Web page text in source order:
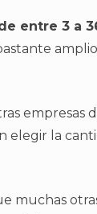
entre 3 a
empresas
elegir la
muchas